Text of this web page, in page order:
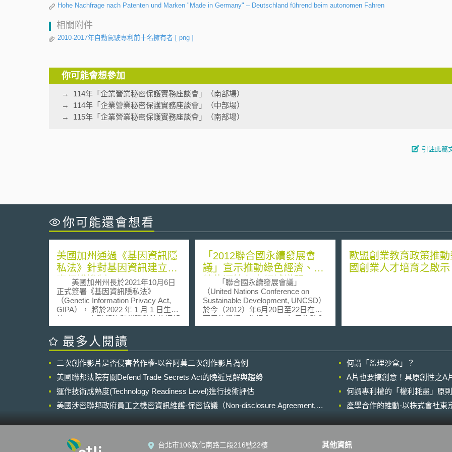
Hohe Nachfrage nach Patenten und Marken "Made in Germany" – Deutschland führend beim autonomen Fahren
相關附件
2010-2017年自動駕駛專利前十名擁有者 [ png ]
你可能會想參加
114年「企業營業秘密保護實務座談會」（南部場）
114年「企業營業秘密保護實務座談會」（中部場）
115年「企業營業秘密保護實務座談會」（南部場）
引註此篇
你可能還會想看
美國加州通過《基因資訊隱
私法》針對基因資訊建立個
資保護機制
美國加州州長於2021年10月6日
正式簽署《基因資訊隱私法》
（Genetic Information Privacy Act,
GIPA）， 將於2022 年 1 月 1 日生
效。GIPA在聯邦法和州隱私法的框架
下，補充建立基因資訊保護機制，規
範無醫護人員參與的「直接面對消費
者基因檢測公司」（Direct-to-
下稱DTC公司）之個資保護義務，並
要求DTC公司執行下列消費者基因資
料（去識別化資料除外）之蒐集、利
用、揭露，須獲消費者明示同意： 利
用DTC公司產品或服務所蒐集之基因
資料，應取得同意。其同意書須載明
目的。 初步測試完成後儲存生物樣
本，應取得同意。 目的外利用該基因
資料或樣本，應取得同意。 向服務提
「2012聯合國永續發展會
議」宣示推動綠色經濟、永
續能源等七大領域議題
「聯合國永續發展會議」
（United Nations Conference on
Sustainable Development, UNCSD）
於今（2012）年6月20日至22日在巴
西里約舉行，為紀念1992年里約熱內
盧「聯合國環境發展會議」（United
高峰會」（World Summit on
Sustainable Development, WSSD）
10週年，而稱為「里約+20」
（Rio+20）。 會議中探討主題包
括永續發展與消除貧困的綠色經濟，
以及永續發展的制度框架兩大議題；
市、糧食安全及農業、水、海洋及災
出，能源議題幾乎是現今世界遭遇的
歐盟創業教育政策推
國創業人才培育之啟示
最多人閱讀
二次創作影片是否侵害著作權-以谷阿莫二次創作影片為例
何謂「監理沙盒」？
美國聯邦法院有關Defend Trade Secrets Act的晚近見解與趨勢
A片也要搞創意！具原創性之A
運作技術成熟度(Technology Readiness Level)進行技術評估
何謂專利權的「權利耗盡」原
美國涉密聯邦政府員工之機密資訊維護-保密協議（Non-disclosure Agreement,
產學合作的推動-以株式會社東
台北市106敦化南路二段216號22樓 其他資訊